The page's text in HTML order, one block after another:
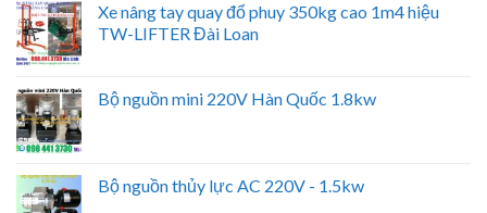
Xe nâng tay quay đổ phuy 350kg cao 1m4 hiệu
TW-LIFTER Đài Loan
Bộ nguồn mini 220V Hàn Quốc 1.8kw
Bộ nguồn thủy lực AC 220V - 1.5kw